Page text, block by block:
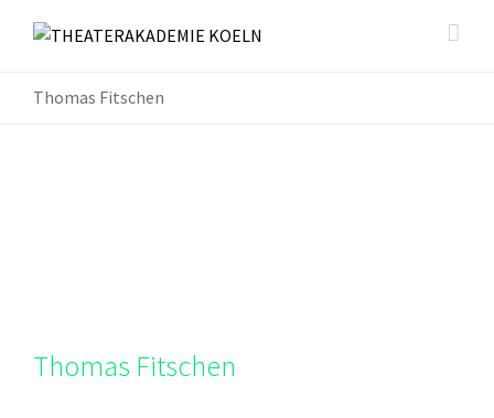
Thomas Fitschen
Thomas Fitschen